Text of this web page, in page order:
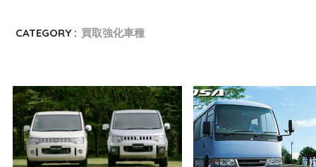
CATEGORY : 買取強化車種